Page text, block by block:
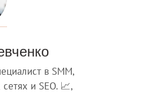
в SMM,
и SEO. 📈,